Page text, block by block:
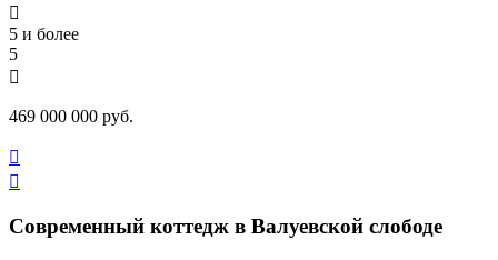

5 и более
5

469 000 000 руб.


Современный коттедж в Валуевской слободе